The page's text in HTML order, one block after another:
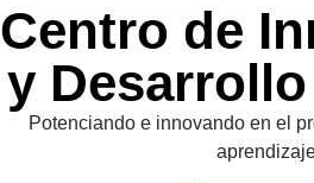
Centro de
y
Potenciando e innovando en el